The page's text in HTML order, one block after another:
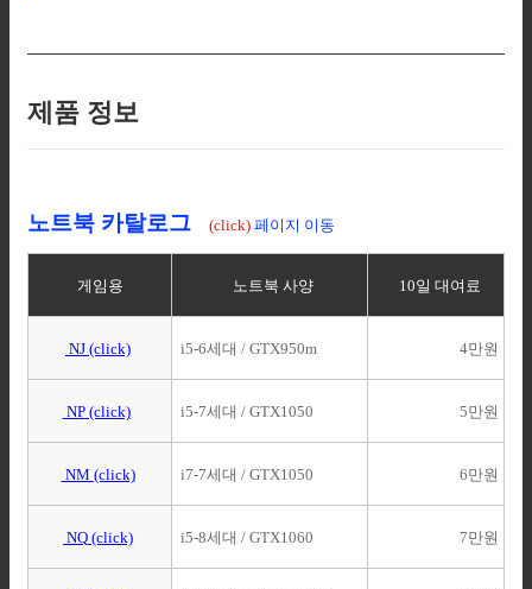
제품 정보
노트북 카탈로그 (click) 페이지 이동
게임용 노트북 사양 10일 대여료
NJ (click) i5-6세대 / GTX950m 4만원
NP(click) i5-7세대 / GTX1050 5만원
NM (click) i7-7세대 / GTX1050 6만원
NQ (click) i5-8세대 / GTX1060 7만원